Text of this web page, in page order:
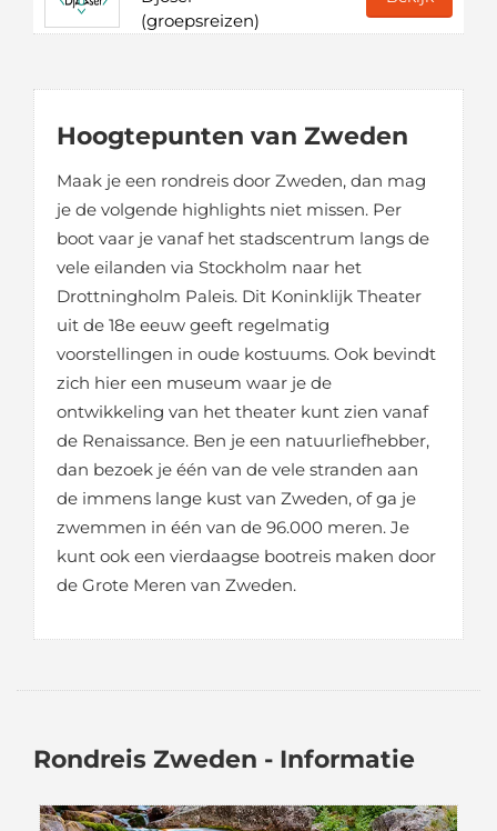
(groepsreizen)
Hoogtepunten van Zweden
Maak je een rondreis door Zweden, dan mag
je de volgende highlights niet missen. Per
boot vaar je vanaf het stadscentrum langs de
vele eilanden via Stockholm naar het
Drottningholm Paleis. Dit Koninklijk Theater
uit de 18e eeuw geeft regelmatig
voorstellingen in oude kostuums. Ook bevindt
zich hier een museum waar je de
ontwikkeling van het theater kunt zien vanaf
de Renaissance. Ben je een natuurliefhebber,
dan bezoek je één van de vele stranden aan
de immens lange kust van Zweden, of ga je
zwemmen in één van de 96.000 meren. Je
kunt ook een vierdaagse bootreis maken door
de Grote Meren van Zweden.
Rondreis Zweden - Informatie